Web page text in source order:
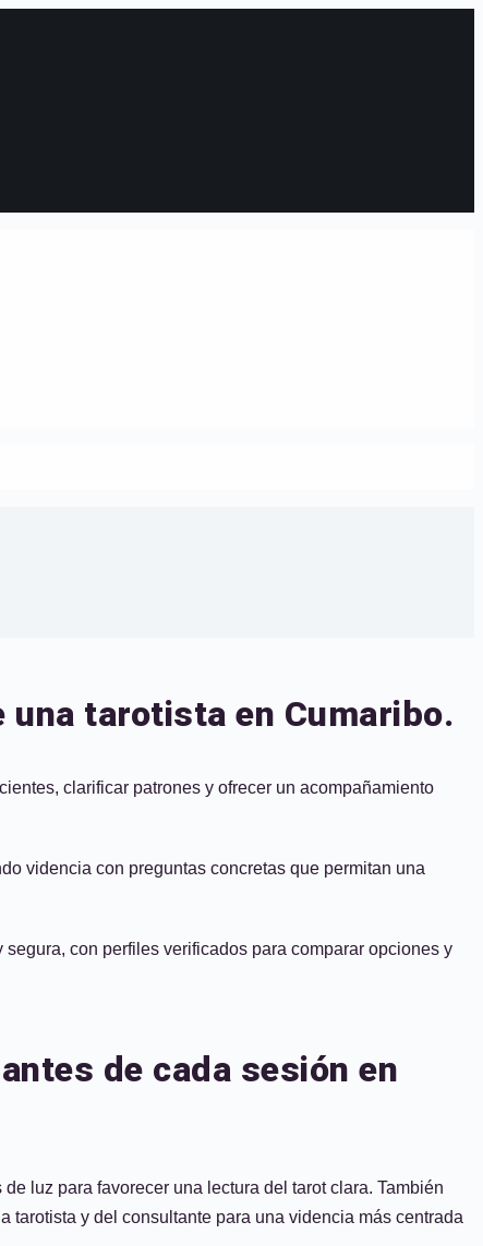
tarotista en Cumaribo.
clarificar patrones y ofrecer un acompañamiento
videncia con preguntas concretas que permitan una
con perfiles verificados para comparar opciones y
de cada sesión en
luz para favorecer una lectura del tarot clara. También
y del consultante para una videncia más centrada